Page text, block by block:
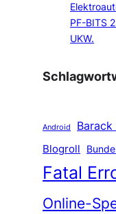
PF-BITS
UKW.
Android Barack
Blogroll
Fatal
Online-